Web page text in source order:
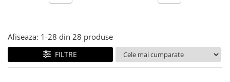
Jocuri de rol
Jocuri inteligenta si memorie
Cărți educative pentru copii
Afiseaza: 1-28 din 28 produse
FILTRE